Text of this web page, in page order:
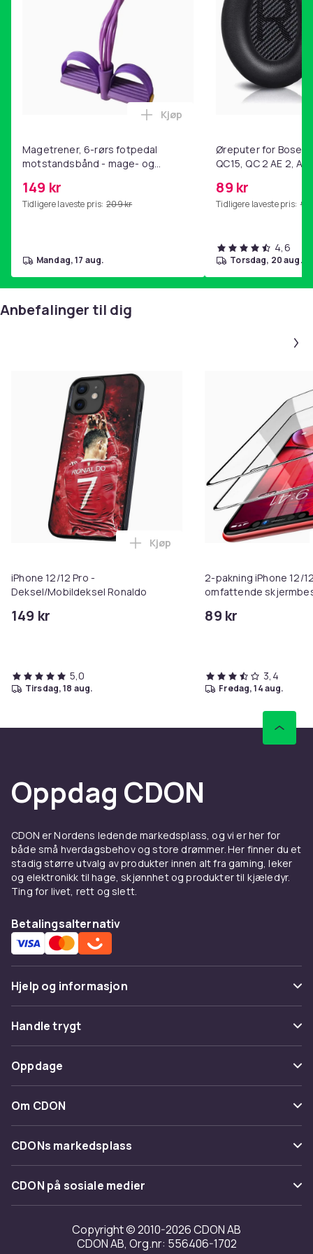
Artikkel nr.
2284a98c-01cf-5b53-99b3-d6ae5185491b
Produktsikkerhetsinformasjon
Magetrener, 6-rørs fotpedal
motstandsbånd - mage- og
hjemmegymnastikk Purple
149 kr
Tidligere laveste pris: 209 kr
Legg Magetrener, 6-rørs
Kjøp
mandag, 17 aug.
Øreputer for Bose
QC15, QC 2 AE 2, AE
89 kr
Tidligere laveste pris: 99
4,6
torsdag, 20 aug.
Anbefalinger til dig
iPhone 12/12 Pro -
Deksel/Mobildeksel Ronaldo
149 kr
Legg iPhone 12/12 Pro -
Kjøp
5,0
tirsdag, 18 aug.
2-pakning iPhone 12/
omfattende
89 kr
3,4
fredag, 14 aug.
Oppdag CDON
CDON er Nordens ledende markedsplass, og vi er her for
både små hverdagsbehov og store drømmer. Her finner du et
stadig større utvalg av produkter innen alt fra gaming, leker
og elektronikk til hage, skjønnhet og produkter til kjæledyr.
Ting for livet, rett og slett.
Betalingsalternativ
Hjelp og informasjon
Vanlige spørsmål
Spor pakke
Angre & returner her
Kontakt oss
Handle trygt
Betaling
Levering
Tilbakekallinger
Oppdage
Kategorier
Varemerker
Om CDON
Om oss
Kundeanmeldelser
Jobbe på CDON
Investor relations
CDONs markedsplass
Merchant Help Center
CDON på sosiale medier
Copyright © 2010-2026 CDON AB
CDON AB, Org.nr: 556406-1702